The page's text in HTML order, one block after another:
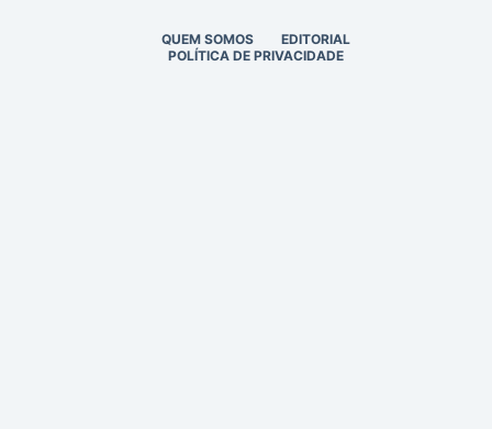
QUEM SOMOS
EDITORIAL
POLÍTICA DE PRIVACIDADE